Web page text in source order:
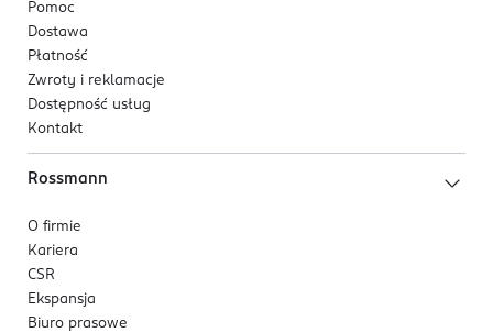
Pomoc
Dostawa
Płatność
Zwroty i reklamacje
Dostępność usług
Kontakt
Rossmann
O firmie
Kariera
CSR
Ekspansja
Biuro prasowe